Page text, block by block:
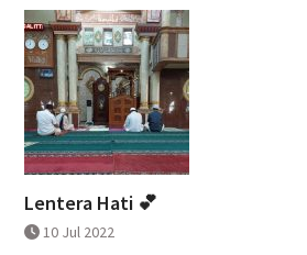
Lentera Hati 💕
10 Jul 2022